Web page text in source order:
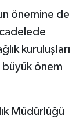
önemine de
kuruluşları
önem
Müdürlüğü